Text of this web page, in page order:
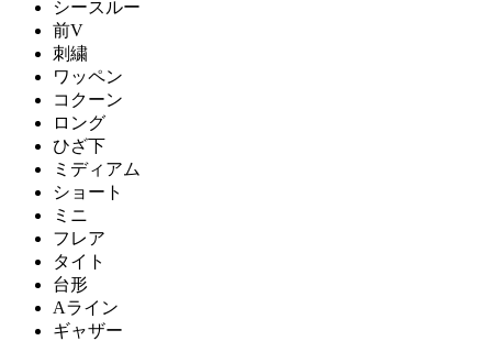
シースルー
前V
刺繍
ワッペン
コクーン
ロング
ひざ下
ミディアム
ショート
ミニ
フレア
タイト
台形
Aライン
ギャザー